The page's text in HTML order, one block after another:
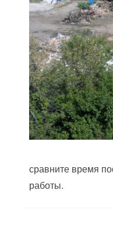
сравните время
работы.